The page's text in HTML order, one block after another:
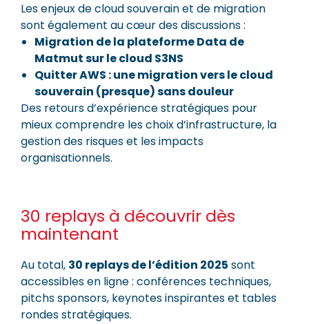
Les enjeux de cloud souverain et de migration
sont également au cœur des discussions :
Migration de la plateforme Data de
Matmut sur le cloud S3NS
Quitter AWS : une migration vers le cloud
souverain (presque) sans douleur
Des retours d’expérience stratégiques pour
mieux comprendre les choix d’infrastructure, la
gestion des risques et les impacts
organisationnels.
30 replays à découvrir dès
maintenant
Au total, 30 replays de l’édition 2025 sont
accessibles en ligne : conférences techniques,
pitchs sponsors, keynotes inspirantes et tables
rondes stratégiques.